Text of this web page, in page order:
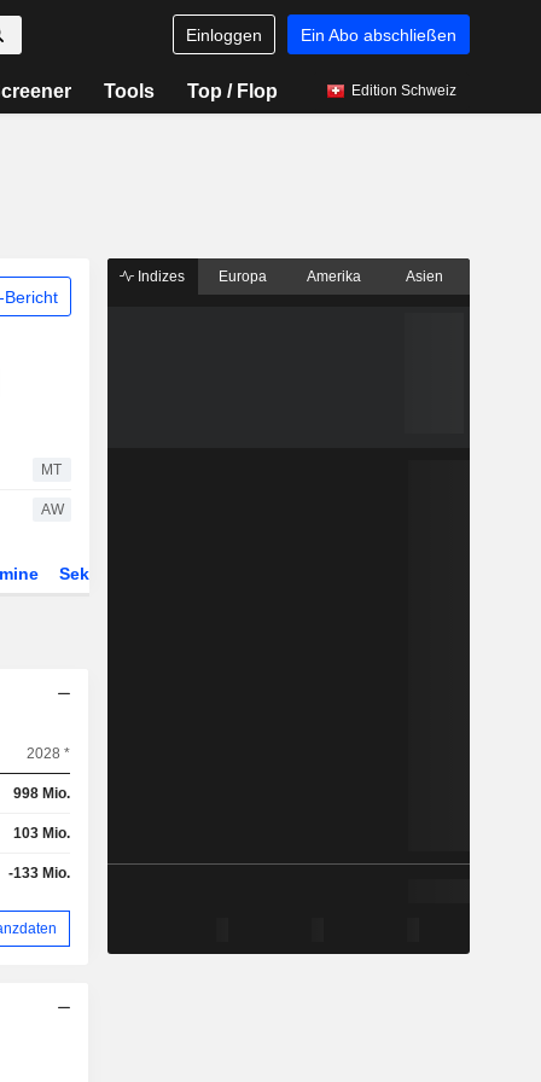
Einloggen Ein Abo abschließen
Tools Top / Flop Edition Schweiz
Bericht
MT
AW
Sektor
2028 *
998 Mio.
103 Mio.
-133 Mio.
Indizes Europa Amerika Asien